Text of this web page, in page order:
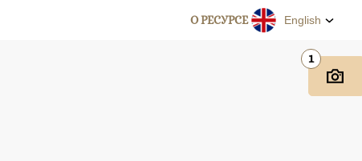
О РЕСУРСЕ English
1